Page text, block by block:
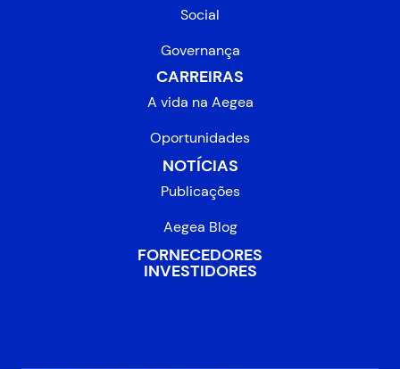
Social
Governança
CARREIRAS
A vida na Aegea
Oportunidades
NOTÍCIAS
Publicações
Aegea Blog
FORNECEDORES
INVESTIDORES